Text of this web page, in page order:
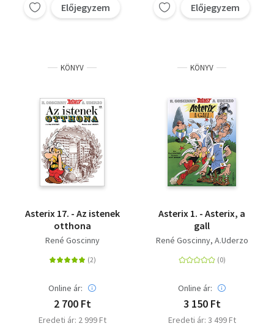
Előjegyzem Előjegyzem
KÖNYV
Asterix 17. - Az istenek
otthona
René Goscinny
Online ár:
2 700 Ft
Eredeti ár: 2 999 Ft
KÖNYV
Asterix 1. - Asterix, a
gall
René Goscinny A.Uderzo
Online ár:
3 150 Ft
Eredeti ár: 3 499 Ft